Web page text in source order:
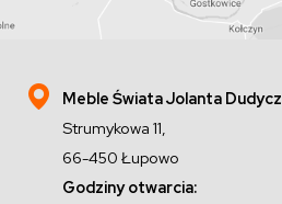
Meble Świata Jolanta Dudycz
Strumykowa 11,
66-450 Łupowo
Godziny otwarcia: